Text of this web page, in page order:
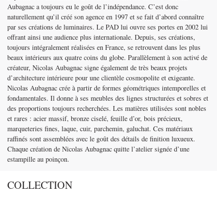
Aubagnac a toujours eu le goût de l’indépendance. C’est donc
naturellement qu’il créé son agence en 1997 et se fait d’abord connaître
par ses créations de luminaires. Le PAD lui ouvre ses portes en 2002 lui
offrant ainsi une audience plus internationale. Depuis, ses créations,
toujours intégralement réalisées en France, se retrouvent dans les plus
beaux intérieurs aux quatre coins du globe. Parallèlement à son activé de
créateur, Nicolas Aubagnac signe également de très beaux projets
d’architecture intérieure pour une clientèle cosmopolite et exigeante.
Nicolas Aubagnac crée à partir de formes géométriques intemporelles et
fondamentales. Il donne à ses meubles des lignes structurées et sobres et
des proportions toujours recherchées. Les matières utilisées sont nobles
et rares : acier massif, bronze ciselé, feuille d’or, bois précieux,
marqueteries fines, laque, cuir, parchemin, galuchat. Ces matériaux
raffinés sont assemblées avec le goût des détails de finition luxueux.
Chaque création de Nicolas Aubagnac quitte l’atelier signée d’une
estampille au poinçon.
COLLECTION